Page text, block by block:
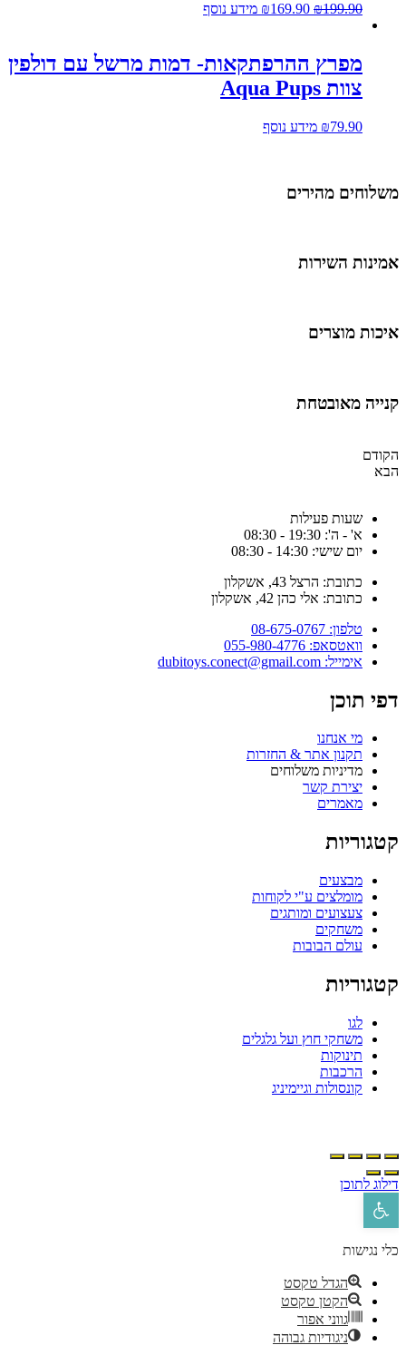
₪199.90
₪169.90 מידע נוסף
מפרץ ההרפתקאות- דמות מרשל עם דולפין
צוות Aqua Pups
₪79.90 מידע נוסף
מהירים
השירות
מוצרים
מאובטחת
שעות פעילות
א' - ה': 19:30 - 08:30
יום שישי: 14:30 - 08:30
כתובת: הרצל 43, אשקלון
כתובת: אלי כהן 42, אשקלון
טלפון: 08-675-0767
וואטסאפ: 055-980-4776
אימייל: dubitoys.conect@gmail.com
תוכן
מי אנחנו
תקנון אתר & החזרות
מדיניות משלוחים
יצירת קשר
מאמרים
מבצעים
מומלצים ע"י לקוחות
צעצועים ומותגים
משחקים
עולם הבובות
לגו
משחקי חוץ ועל גלגלים
תינוקות
הרכבות
קונסולות וגיימיניג
לתוכן
פתח סרגל נגישות
נגישות
הגדל טקסט
הקטן טקסט
גווני אפור
ניגודיות גבוהה